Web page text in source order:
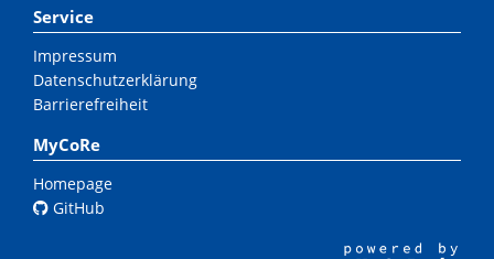
Service
Impressum
Datenschutzerklärung
Barrierefreiheit
MyCoRe
Homepage
GitHub